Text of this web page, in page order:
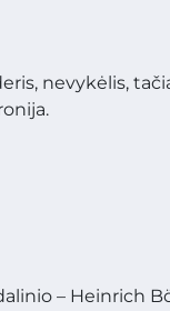
nevykėlis,
– Heinrich